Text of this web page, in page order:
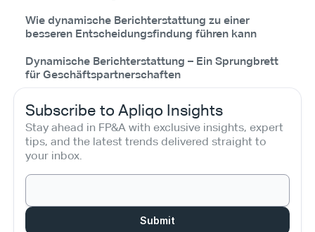
Wie dynamische Berichterstattung zu einer
besseren Entscheidungsfindung führen kann
Dynamische Berichterstattung – Ein Sprungbrett
für Geschäftspartnerschaften
Subscribe to Apliqo Insights
Stay ahead in FP&A with exclusive insights, expert
tips, and the latest trends delivered straight to
your inbox.
Submit